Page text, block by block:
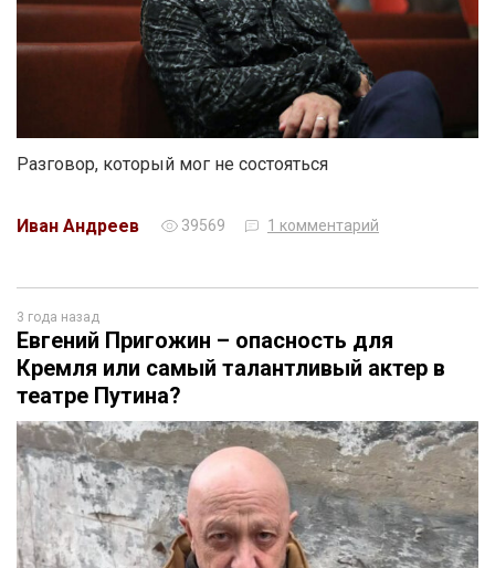
Разговор, который мог не состояться
Иван Андреев 39569 1 комментарий
3 года назад
Евгений Пригожин – опасность для
Кремля или самый талантливый актер в
театре Путина?